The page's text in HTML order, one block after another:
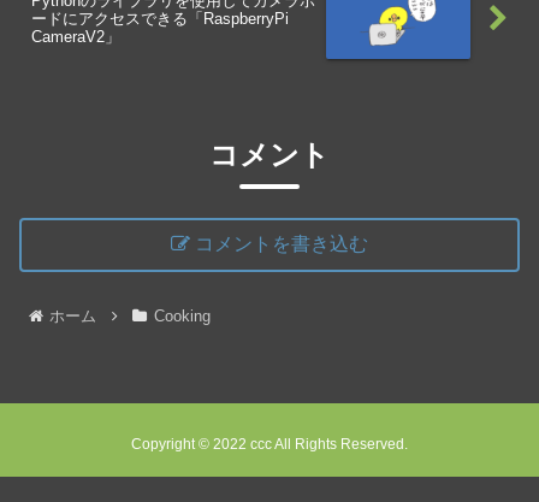
ードにアクセスできる「RaspberryPi
CameraV2」
コメント
コメントを書き込む
ホーム Cooking
Copyright © 2022 ccc All Rights Reserved.